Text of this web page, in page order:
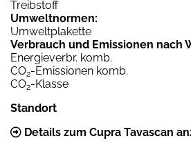
Treibstoff
Umweltnormen:
Umweltplakette
Verbrauch und Emissionen nach
Energieverbr. komb.
CO2-Emissionen komb.
CO2-Klasse
Standort
Details zum Cupra Tavascan